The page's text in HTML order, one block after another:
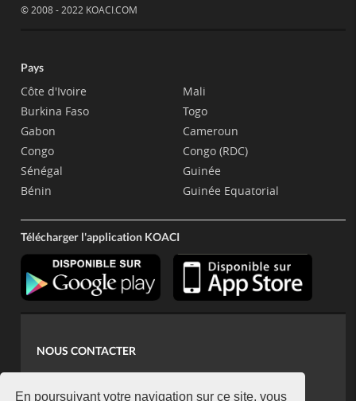
En poursuivant votre navigation sur ce site, vous
© 2008 - 2022 KOACI.COM
Pays
Côte d'Ivoire
Burkina Faso
Gabon
Congo
Sénégal
Bénin
Mali
Togo
Cameroun
Congo (RDC)
Guinée
Guinée Equatorial
Télécharger l'application KOACI
NOUS CONTACTER